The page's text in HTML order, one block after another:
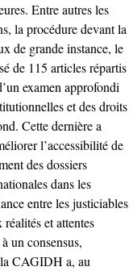
Entre autres les
la procédure devant la
de grande instance, le
de 115 articles répartis
examen approfondi
et des droits
Cette dernière a
l’accessibilité de
des dossiers
dans les
entre les justiciables
et attentes
un consensus,
la CAGIDH a, au